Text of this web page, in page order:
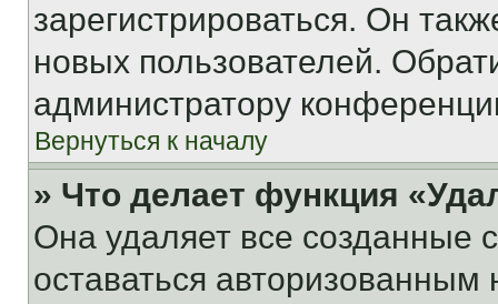
зарегистрироваться. Он
новых пользователей.
администратору
Вернуться к началу
» Что делает функция
Она удаляет все созданные
оставаться